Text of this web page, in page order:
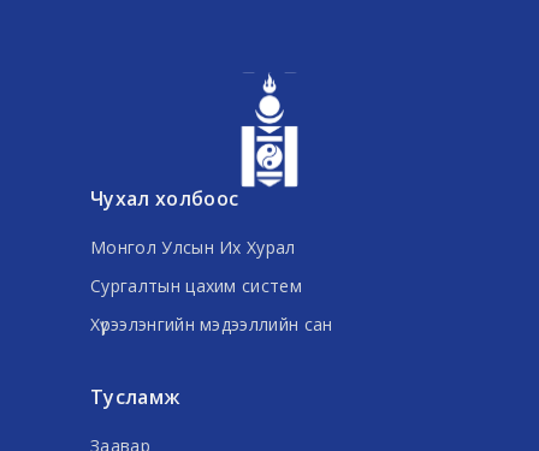
Чухал холбоос
Монгол Улсын Их Хурал
Сургалтын цахим систем
Хүрээлэнгийн мэдээллийн сан
Тусламж
Заавар